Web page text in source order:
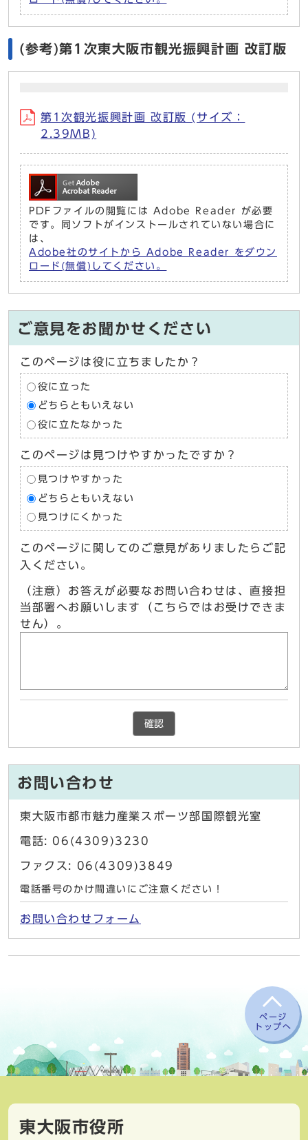
(参考)第1次東大阪市観光振興計画 改訂版
第1次観光振興計画 改訂版 (サイズ：
2.39MB)
PDFファイルの閲覧には Adobe Reader が必要
です。同ソフトがインストールされていない場合に
は、
Adobe社のサイトから Adobe Reader をダウン
ロード(無償)してください。
ご意見をお聞かせください
このページは役に立ちましたか？
役に立った
どちらともいえない
役に立たなかった
このページは見つけやすかったですか？
見つけやすかった
どちらともいえない
見つけにくかった
このページに関してのご意見がありましたらご記
入ください。
（注意）お答えが必要なお問い合わせは、直接担
当部署へお願いします（こちらではお受けできま
せん）。
確認
お問い合わせ
東大阪市都市魅力産業スポーツ部国際観光室
電話: 06(4309)3230
ファクス: 06(4309)3849
電話番号のかけ間違いにご注意ください！
お問い合わせフォーム
ページ
トップへ
東大阪市役所